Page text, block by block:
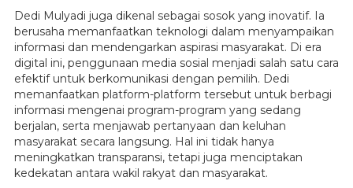
Dedi Mulyadi juga dikenal sebagai sosok yang inovatif. Ia
berusaha memanfaatkan teknologi dalam menyampaikan
informasi dan mendengarkan aspirasi masyarakat. Di era
digital ini, penggunaan media sosial menjadi salah satu cara
efektif untuk berkomunikasi dengan pemilih. Dedi
memanfaatkan platform-platform tersebut untuk berbagi
informasi mengenai program-program yang sedang
berjalan, serta menjawab pertanyaan dan keluhan
masyarakat secara langsung. Hal ini tidak hanya
meningkatkan transparansi, tetapi juga menciptakan
kedekatan antara wakil rakyat dan masyarakat.